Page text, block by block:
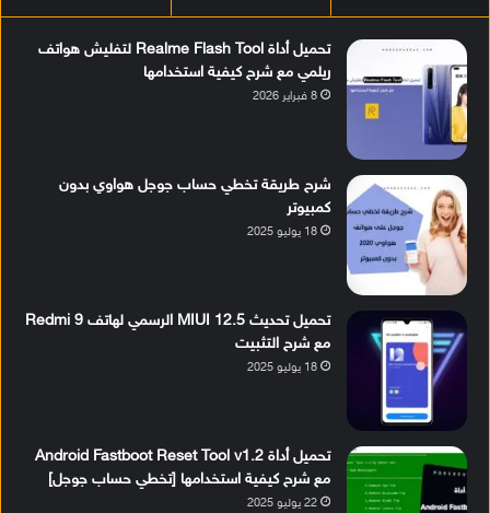
تحميل أداة Realme Flash Tool لتفليش هواتف
ريلمي مع شرح كيفية استخدامها
8 فبراير 2026
شرح طريقة تخطي حساب جوجل هواوي بدون
كمبيوتر
18 يوليو 2025
تحميل تحديث MIUI 12.5 الرسمي لهاتف Redmi 9
مع شرح التثبيت
18 يوليو 2025
تحميل أداة Android Fastboot Reset Tool v1.2
مع شرح كيفية استخدامها [تخطي حساب جوجل]
22 يوليو 2025